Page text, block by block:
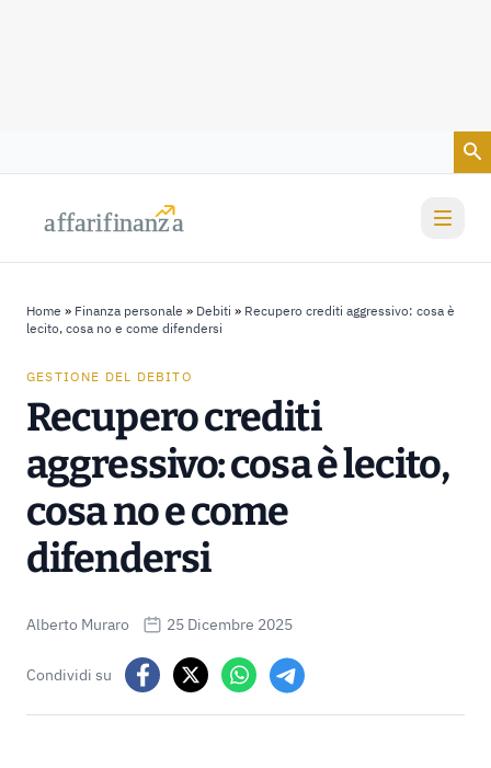
affarifinanza
affarifinanza
Home » Finanza personale » Debiti » Recupero crediti aggressivo: cosa è
lecito, cosa no e come difendersi
GESTIONE DEL DEBITO
Recupero crediti
aggressivo: cosa è lecito,
cosa no e come
difendersi
Alberto Muraro 25 Dicembre 2025
Condividi su